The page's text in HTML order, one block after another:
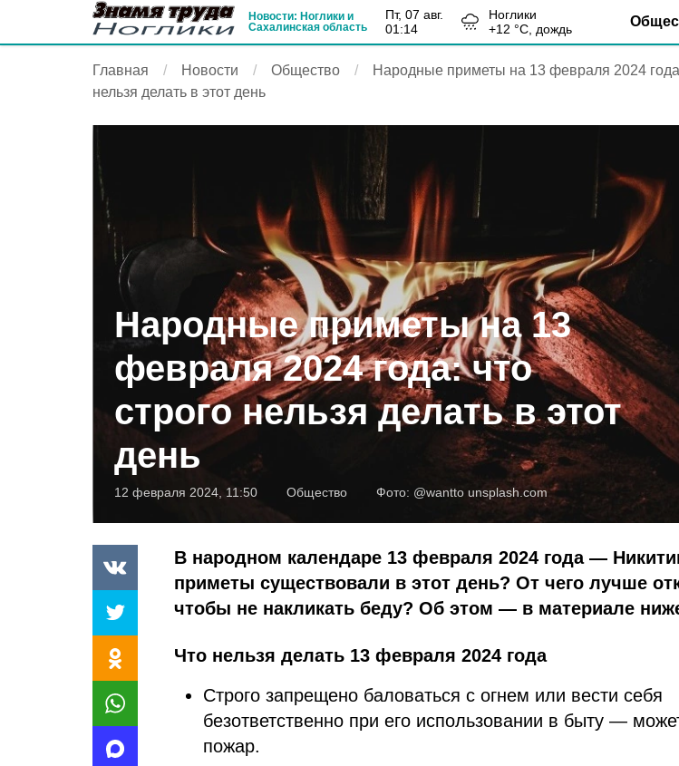
Новости: Ноглики и
Сахалинская область
пт, 07 авг.
01:14
Ноглики
+12 °С, дождь
Главная Новости Общество
Народные приметы на 13 февраля 2024
нельзя делать в этот день
Народные приметы на 13
февраля 2024 года: что
строго нельзя делать в этот
день
12 февраля 2024, 11:50 Общество Фото: @wantto unsplash.com
В народном календаре 13 февраля 2024 года —
приметы существовали в этот день? От чего лучше
чтобы не накликать беду? Об этом — в материале
Что нельзя делать 13 февраля 2024 года
Строго запрещено баловаться с огнем или вести себя
безответственно при его использовании в быту —
пожар.